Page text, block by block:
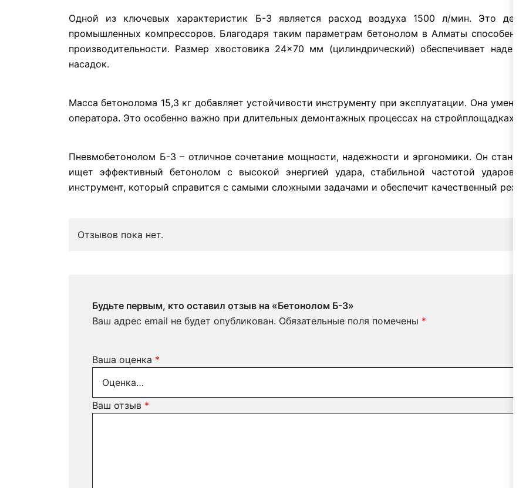
Одной из ключевых характеристик Б-3 является расход воздуха 1500 л/мин. Это
промышленных компрессоров. Благодаря таким параметрам бетонолом в Алматы способен
производительности. Размер хвостовика 24×70 мм (цилиндрический) обеспечивает
насадок.
Масса бетонолома 15,3 кг добавляет устойчивости инструменту при эксплуатации. Она
оператора. Это особенно важно при длительных демонтажных процессах на стройплощадках и
Пневмобетонолом Б-3 – отличное сочетание мощности, надежности и эргономики. Он
ищет эффективный бетонолом с высокой энергией удара, стабильной частотой ударов
инструмент, который справится с самыми сложными задачами и обеспечит качественный
Отзывов пока нет.
Будьте первым, кто оставил отзыв на «Бетонолом Б-3»
Ваш адрес email не будет опубликован. Обязательные поля помечены *
Ваша оценка *
Ваш отзыв *